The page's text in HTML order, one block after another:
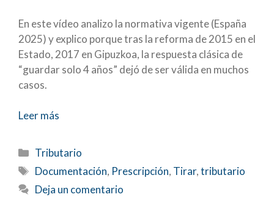
En este vídeo analizo la normativa vigente (España
2025) y explico porque tras la reforma de 2015 en el
Estado, 2017 en Gipuzkoa, la respuesta clásica de
“guardar solo 4 años” dejó de ser válida en muchos
casos.
Leer más
Categorías
Tributario
Etiquetas
Documentación, Prescripción, Tirar,tributario
Deja un comentario